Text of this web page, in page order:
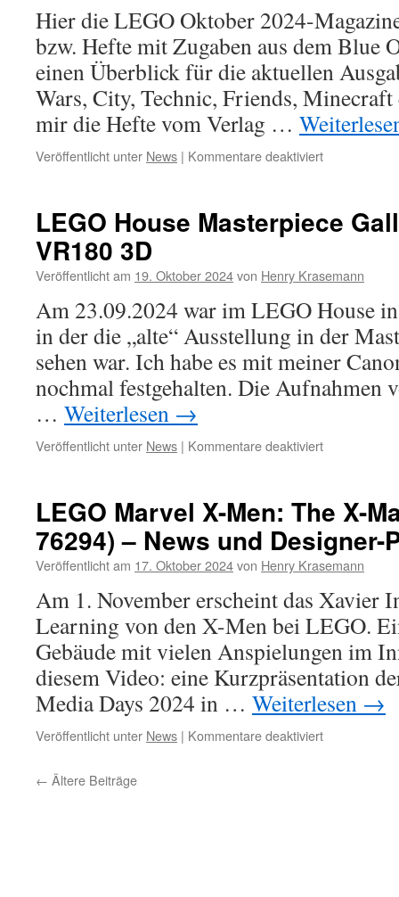
Hier die LEGO Oktober 2024-
bzw. Hefte mit Zugaben aus dem Blue
einen Überblick für die aktuellen
Wars, City, Technic, Friends,
mir die Hefte vom Verlag …
Veröffentlicht unter News | Kommentare deaktiviertfür
2024
Wars,
Minecraft,
Technic
LEGO House Masterpiece
VR180 3D
Veröffentlicht am 19. Oktober 2024von Henry Krasemann
Am 23.09.2024 war im LEGO House
in der die „alte“ Ausstellung in der
sehen war. Ich habe es mit meiner
nochmal festgehalten. Die Aufnahmen
… Weiterlesen →
Veröffentlicht unter News | Kommentare deaktiviertfür
Gallery
2023/2024
in
VR180
LEGO Marvel X-Men: The X-
76294) – News und Designer-
Veröffentlicht am 17. Oktober 2024von Henry Krasemann
Am 1. November erscheint das Xavier
Learning von den X-Men bei LEGO.
Gebäude mit vielen Anspielungen im
diesem Video: eine Kurzpräsentation
Media Days 2024 in … Weiterlesen →
Veröffentlicht unter News | Kommentare deaktiviertfür
← Ältere Beiträge